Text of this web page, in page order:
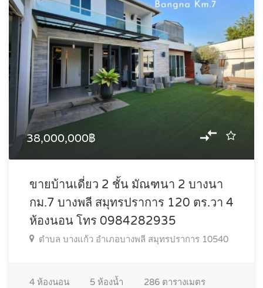
38,000,000฿
ขายบ้านเดี่ยว 2 ชั้น มัณฑนา 2 บางนา
กม.7 บางพลี สมุทรปราการ 120 ตร.วา 4
ห้องนอน โทร 0984282935
ตำบล บางแก้ว อำเภอบางพลี สมุทรปราการ 10540
4 ห้องนอน 5 ห้องน้ำ 286 ตารางเมตร